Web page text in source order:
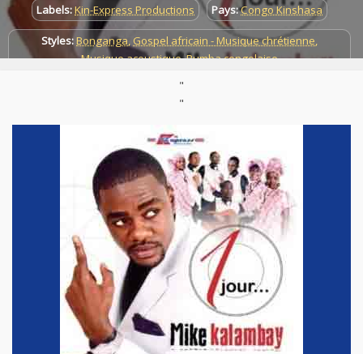
Labels:Kin-Express Productions Pays:Congo Kinshasa
Styles: Bonganga, Gospel africain - Musique chrétienne,
Musique acoustique,Rumba congolaise
Parution :
"
"